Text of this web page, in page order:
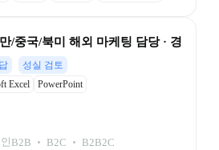
/중국/북미 해외 마케팅 담당 · 경
성실 검토
Excel PowerPoint
인 B2B ‧ B2C ‧ B2B2C